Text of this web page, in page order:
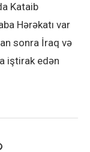
Kataib
Hərəkatı var
sonra İraq və
iştirak edən